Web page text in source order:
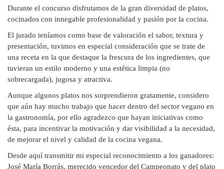
Durante el concurso disfrutamos de la gran diversidad de platos,
cocinados con innegable profesionalidad y pasión por la cocina.
El jurado teníamos como base de valoración el sabor, textura y
presentación, tuvimos en especial consideración que se trate de
una receta en la que destaque la frescura de los ingredientes, que
tuvieran un estilo moderno y una estética limpia (no
sobrecargada), jugosa y atractiva.
Aunque algunos platos nos sorprendieron gratamente, considero
que aún hay mucho trabajo que hacer dentro del sector vegano en
la gastronomía, por ello agradezco que hayan iniciativas como
ésta, para incentivar la motivación y dar visibilidad a la necesidad,
de mejorar el nivel y calidad de la cocina vegana.
Desde aquí transmitir mi especial reconocimiento a los ganadores:
José María Borrás, merecido vencedor del Campeonato y del plato